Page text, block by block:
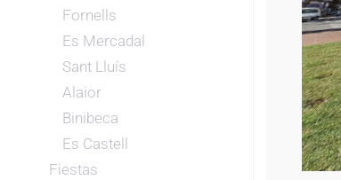
Fornells
Es Mercadal
Sant Lluís
Alaior
Binibeca
Es Castell
Fiestas